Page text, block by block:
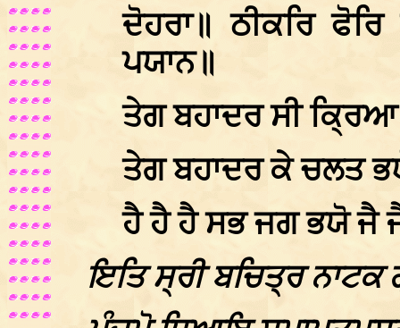
ਦੋਹਰਾ॥ ਠੀਕਰਿ ਫੋਰਿ
ਪਯਾਨ॥
ਤੇਗ ਬਹਾਦਰ ਸੀ
ਤੇਗ ਬਹਾਦਰ ਕੇ ਚਲਤ
ਹੈ ਹੈ ਹੈ ਸਭ ਜਗ ਭਯੋ ਜੈ
ਇਤਿ ਸ੍ਰੀ ਬਚਿਤ੍ਰ ਨਾਟਕ